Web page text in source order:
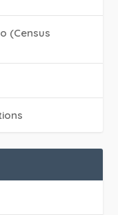
(Census